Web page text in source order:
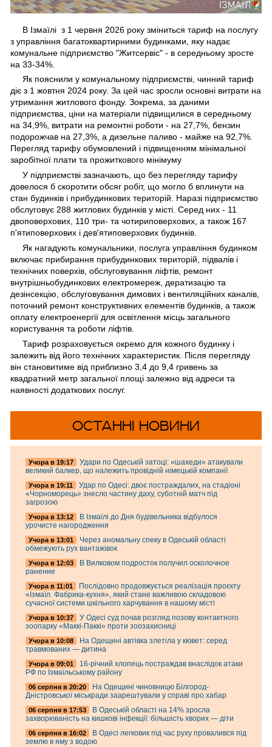
В Ізмаїлі з 1 червня 2026 року зміниться тариф на послугу
з управління багатоквартирними будинками, яку надає
комунальне підприємство "Житсервіс" - в середньому зросте
на 33-34%.
Як пояснили у комунальному підприємстві, чинний тариф
діє з 1 жовтня 2024 року. За цей час зросли основні витрати на
утримання житлового фонду. Зокрема, за даними
підприємства, ціни на матеріали підвищилися в середньому
на 34,9%, витрати на ремонтні роботи - на 27,7%, бензин
подорожчав на 27,3%, а дизельне паливо - майже на 92,7%.
Перегляд тарифу обумовлений і підвищенням мінімальної
заробітної плати та прожиткового мінімуму
У підприємстві зазначають, що без перегляду тарифу
довелося б скоротити обсяг робіт, що могло б вплинути на
стан будинків і прибудинкових територій. Наразі підприємство
обслуговує 288 житлових будинків у місті. Серед них - 11
двоповерхових, 110 три- та чотириповерхових, а також 167
п'ятиповерхових і дев'ятиповерхових будинків.
Як нагадують комунальники, послуга управління будинком
включає прибирання прибудинкових територій, підвалів і
технічних поверхів, обслуговування ліфтів, ремонт
внутрішньобудинкових електромереж, дератизацію та
дезінсекцію, обслуговування димових і вентиляційних каналів,
поточний ремонт конструктивних елементів будинків, а також
оплату електроенергії для освітлення місць загального
користування та роботи ліфтів.
Тариф розраховується окремо для кожного будинку і
залежить від його технічних характеристик. Після перегляду
він становитиме від приблизно 3,4 до 9,4 гривень за
квадратний метр загальної площі залежно від адреси та
наявності додаткових послуг.
ОСТАННІ НОВИНИ
Учора в 19:17
Удари по Одеській затоці: «шахеди» атакували
великий балкер, що належить провідній німецькій компанії
Учора в 19:11
Удар по Одесі: двоє постраждалих, на стадіоні
«Чорноморець» знесло частину даху, суботній матч під
загрозою
Учора в 13:12
В Ізмаїлі до Дня будівельника відбулося
урочисте нагородження
Учора в 13:01
Через аномальну спеку в Одеській області
обмежують рух вантажівок
Учора в 12:03
В Вилковом подросток получил осколочное
ранение
Учора в 11:01
Послідовно продовжується реалізація проєкту
«Ізмаїл. Фабрика-кухня», який стане важливою складовою
сучасної системи шкільного харчування в нашому місті
Учора в 10:37
У Одесі суд почав розгляд позову контактного
зоопарку «Маккі-Паккі» проти зоозахисниці
Учора в 10:08
На Одещині автівка злетіла у кювет: серед
травмованих — дитина
Учора в 09:01
16-річний хлопець постраждав внаслідок атаки
РФ по Ізмаїльському району
06 серпня в 20:20
На Одещині чиновницю Білгород-
Дністровської міськради заарештували у справі про хабар
06 серпня в 17:53
В Одеській області на 14% зросла
захворюваність на кишкові інфекції: більшість хворих — діти
06 серпня в 16:02
В Одесі легковик під час руху провалився під
землю в яму з водою